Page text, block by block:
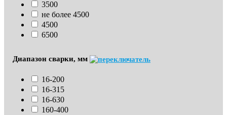
3500
не более 4500
4500
6500
Диапазон сварки, мм
16-200
16-315
16-630
160-400